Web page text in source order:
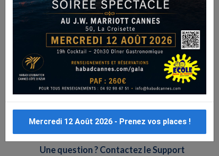
ETABLISSEMENT ?
Pour ajouter un établissement vous devez
impérativement être connecté !
1 / Pour ajouter un etablissement cliquez sur le lien ci-
dessous
Une question ? Contactez le Support
Mercredi 12 Août 2026 - Prenez vos places !